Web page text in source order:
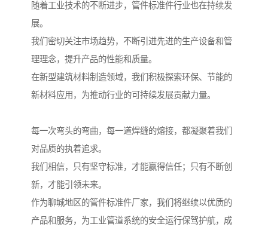
随着工业技术的不断进步，管件标准件行业也在持续发
展。
我们密切关注市场趋势，不断引进先进的生产设备和管
理理念，提升产品的性能和质量。
在新型建筑材料制造领域，我们积极探索环保、节能的
新材料应用，为推动行业的可持续发展贡献力量。
每一次弯头的弯曲，每一道焊缝的熔接，都凝聚着我们
对品质的执着追求。
我们相信，只有坚守标准，才能赢得信任；只有不断创
新，才能引领未来。
作为聊城地区的管件标准件厂家，我们将继续以优质的
产品和服务，为工业管道系统的安全运行保驾护航，成